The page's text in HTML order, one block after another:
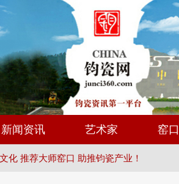
新闻资讯 艺术家 窑口
化 推荐大师窑口 助推钧瓷产业！